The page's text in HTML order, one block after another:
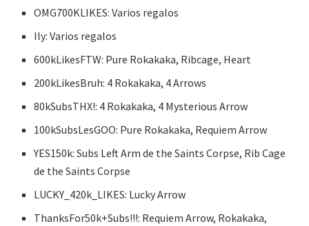
OMG700KLIKES: Varios regalos
Ily: Varios regalos
600kLikesFTW: Pure Rokakaka, Ribcage, Heart
200kLikesBruh: 4 Rokakaka, 4 Arrows
80kSubsTHX!: 4 Rokakaka, 4 Mysterious Arrow
100kSubsLesGOO: Pure Rokakaka, Requiem Arrow
YES150k: Subs Left Arm de the Saints Corpse, Rib Cage
de the Saints Corpse
LUCKY_420k_LIKES: Lucky Arrow
ThanksFor50k+Subs!!!: Requiem Arrow, Rokakaka,